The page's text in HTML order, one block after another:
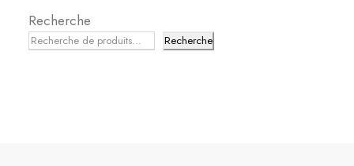
Recherche
Recherche